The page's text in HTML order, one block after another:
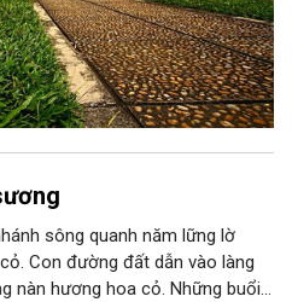
sông quanh năm lững lờ
Con đường đất dẫn vào làng
nàn hương hoa cỏ. Những buổi